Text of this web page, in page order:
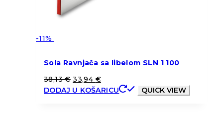
-11%
Sola Ravnjača sa libelom SLN 1 100
38,13€ 33,94 €
DODAJ U KOŠARICU
QUICK VIEW